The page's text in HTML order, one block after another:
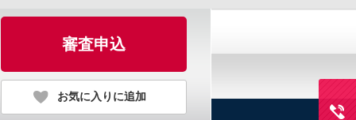
審査申込
お気に入りに追加